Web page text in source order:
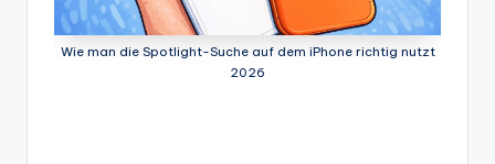
Test
Wie man die Spotlight-Suche auf dem iPhone richtig nutzt
2026